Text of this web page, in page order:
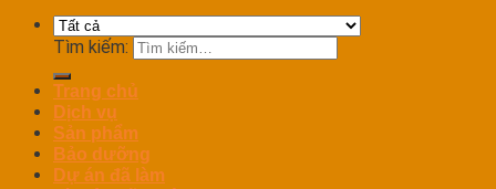
Tìm kiếm:
Trang chủ
Dịch vụ
Sản phẩm
Bảo dưỡng
Dự án đã làm